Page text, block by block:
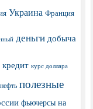
Украина Франция
деньги добыча
кредит курс доллара
полезные
фьючерсы на